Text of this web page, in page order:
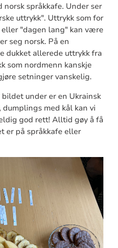
språkkafe. Under ser
uttrykk". Uttrykk som for
"dagen lang" kan være
seg norsk. På en
dukket allerede uttrykk fra
som nordmenn kanskje
setninger vanskelig.
under er en Ukrainsk
med kål kan vi
god rett! Alltid gøy å få
er på språkkafe eller